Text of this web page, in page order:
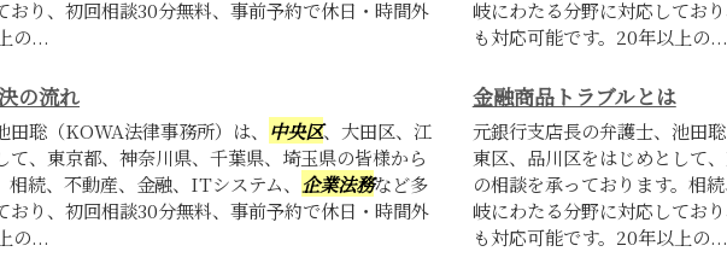
おり、初回相談30分無料、事前予約で休日・時間外
の...
岐にわたる分野に対応してお
も対応可能です。20年以上の...
の流れ
聡（KOWA法律事務所）は、 中央区、大田区、江
て、東京都、神奈川県、千葉県、埼玉県の皆様から
続、不動産、金融、ITシステム、 企業法務など多
おり、初回相談30分無料、事前予約で休日・時間外
の...
金融商品トラブルとは
元銀行支店長の弁護士、池田
東区、品川区をはじめとして
の相談を承っております。相
岐にわたる分野に対応してお
も対応可能です。20年以上の...